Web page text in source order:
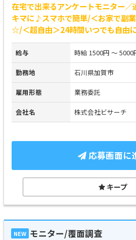
在宅で出来るアンケートモニター／
キマに♪スマホで簡単/＜お家で副
☆/＜超自由＞24時間いつでも自由
給与 時給 1500円 ～ 5000
勤務地 石川県加賀市
雇用形態 業務委託
会社名 株式会社ビサーチ
応募画面に
キープ
NEW モニター/覆面調査